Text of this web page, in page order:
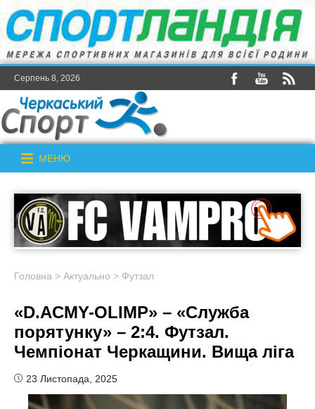
Серпень 8, 2026
МЕНЮ
Головна > Актуально > Футзал
«D.ACMY-OLIMP» – «Служба
порятунку» – 2:4. Футзал.
Чемпіонат Черкащини. Вища ліга
23 Листопада, 2025